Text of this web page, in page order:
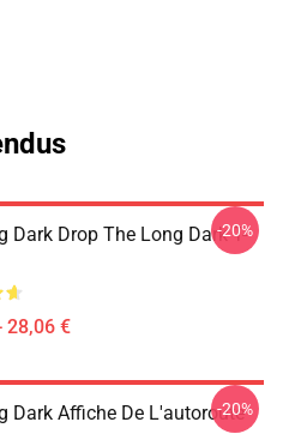
Dark Drop The Long Dark T-
28,06 €
-20%
Dark Affiche De L'autoroute
-20%